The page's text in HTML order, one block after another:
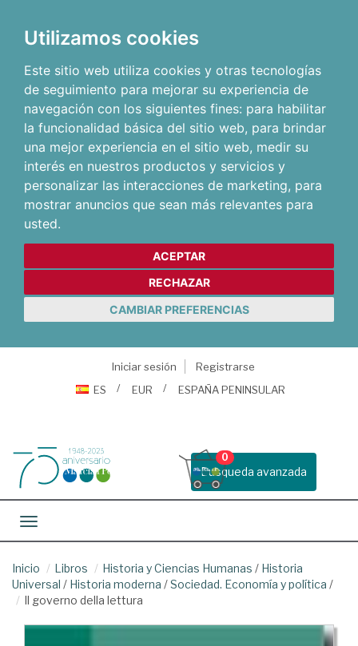
Utilizamos cookies
Este sitio web utiliza cookies y otras tecnologías
de seguimiento para mejorar su experiencia de
navegación con los siguientes fines: para habilitar
la funcionalidad básica del sitio web, para brindar
una mejor experiencia en el sitio web, medir su
interés en nuestros productos y servicios y
personalizar las interacciones de marketing, para
mostrar anuncios que sean más relevantes para
usted.
ACEPTAR
RECHAZAR
CAMBIAR PREFERENCIAS
Iniciar sesión
Registrarse
ES
EUR ESPAÑA PENINSULAR
Busqueda avanzada
0
Toggle navigation
Inicio Libros Historia y Ciencias Humanas / Historia
Universal / Historia moderna /Sociedad. Economía y política /
Il governo della lettura